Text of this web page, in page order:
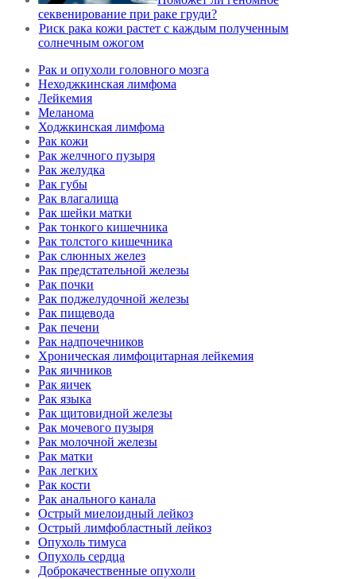
секвенирование при раке груди?
Риск рака кожи растет с каждым полученным
солнечным ожогом
Рак и опухоли головного мозга
Неходжкинская лимфома
Лейкемия
Меланома
Ходжкинская лимфома
Рак кожи
Рак желчного пузыря
Рак желудка
Рак губы
Рак влагалища
Рак шейки матки
Рак тонкого кишечника
Рак толстого кишечника
Рак слюнных желез
Рак предстательной железы
Рак почки
Рак поджелудочной железы
Рак пищевода
Рак печени
Рак надпочечников
Хроническая лимфоцитарная лейкемия
Рак яичников
Рак яичек
Рак языка
Рак щитовидной железы
Рак мочевого пузыря
Рак молочной железы
Рак матки
Рак легких
Рак кости
Рак анального канала
Острый миелоидный лейкоз
Острый лимфобластный лейкоз
Опухоль тимуса
Опухоль сердца
Доброкачественные опухоли